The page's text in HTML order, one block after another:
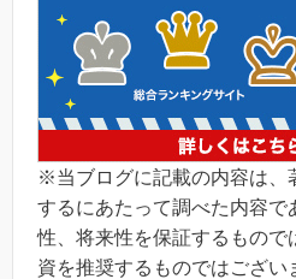
※当ブログに記載の内容は、
するにあたって調べた内容で
性、将来性を保証するもので
資を推奨するものではござい